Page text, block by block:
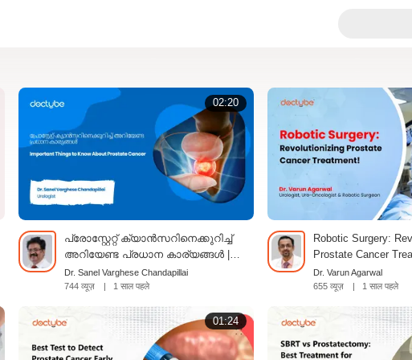
02:20
പ്രോസ്റ്റേറ്റ് ക്യാൻസറിനെക്കുറിച്ച്
അറിയേണ്ട പ്രധാന കാര്യങ്ങൾ |
Important Things to Know About
Prostate Cancer | Malayalam
Dr. Sanel Varghese Chandapillai
744 व्यूज़
| 1 साल पहले
Robotic Surgery:
Prostate Cancer
Dr. Varun Agarwal
655 व्यूज़
| 1 साल पहले
01:24